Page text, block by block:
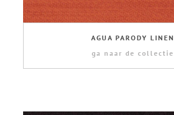
AGUA PARODY LINEN
ga naar de collectie